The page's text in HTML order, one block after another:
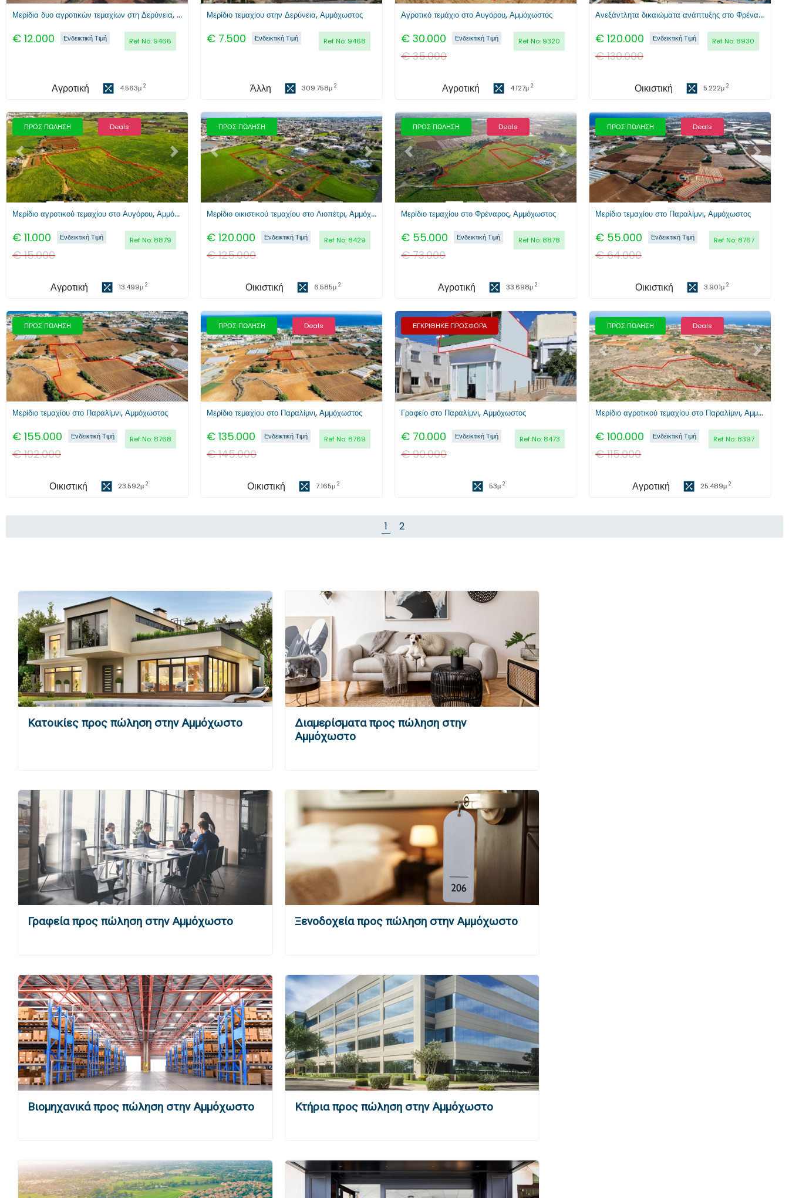
Μερίδια δυο αγροτικών τεμαχίων στη Δερύνεια, Αμμόχωστος
€ 12.000 Ref No: 9466
Ενδεικτική Τιμή
Αγροτική 4.563μ 2
Μερίδιο τεμαχίου στην Δερύνεια, Αμμόχωστος
€ 7.500 Ref No: 9468
Ενδεικτική Τιμή
Άλλη 309.758μ 2
Αγροτικό τεμάχιο στο Αυγόρου, Αμμόχωστος
€ 30.000 Ref No: 9320
Ενδεικτική Τιμή
€35.000
Αγροτική 4.127μ 2
Ανεξάντλητα δικαιώματα ανάπτυξης στο Φρέναρος, Αμμόχωστος
€ 120.000 Ref No: 8930
Ενδεικτική Τιμή
€130.000
Οικιστική 5.222μ 2
ΠΡΟΣ ΠΩΛΗΣΗ Deals
Προηγούμενο Επόμενο
Μερίδιο αγροτικού τεμαχίου στο Αυγόρου, Αμμόχωστος
€ 11.000 Ref No: 8879
Ενδεικτική Τιμή
€15.000
Αγροτική 13.499μ 2
ΠΡΟΣ ΠΩΛΗΣΗ
Προηγούμενο Επόμενο
Μερίδιο οικιστικού τεμαχίου στο Λιοπέτρι, Αμμόχωστος
€ 120.000 Ref No: 8429
Ενδεικτική Τιμή
€125.000
Οικιστική 6.585μ 2
ΠΡΟΣ ΠΩΛΗΣΗ Deals
Προηγούμενο Επόμενο
Μερίδιο τεμαχίου στο Φρέναρος, Αμμόχωστος
€ 55.000 Ref No: 8878
Ενδεικτική Τιμή
€73.000
Αγροτική 33.698μ 2
ΠΡΟΣ ΠΩΛΗΣΗ Deals
Προηγούμενο Επόμενο
Μερίδιο τεμαχίου στο Παραλίμνι, Αμμόχωστος
€ 55.000 Ref No: 8767
Ενδεικτική Τιμή
€64.000
Οικιστική 3.901μ 2
ΠΡΟΣ ΠΩΛΗΣΗ
Προηγούμενο Επόμενο
Μερίδιο τεμαχίου στο Παραλίμνι, Αμμόχωστος
€ 155.000 Ref No: 8768
Ενδεικτική Τιμή
€192.000
Οικιστική 23.592μ 2
ΠΡΟΣ ΠΩΛΗΣΗ Deals
Προηγούμενο Επόμενο
Μερίδιο τεμαχίου στο Παραλίμνι, Αμμόχωστος
€ 135.000 Ref No: 8769
Ενδεικτική Τιμή
€145.000
Οικιστική 7.165μ 2
ΕΓΚΡΙΘΗΚΕ ΠΡΟΣΦΟΡΑ
Προηγούμενο Επόμενο
Γραφείο στο Παραλίμνι, Αμμόχωστος
€ 70.000 Ref No: 8473
Ενδεικτική Τιμή
€90.000
53μ 2
ΠΡΟΣ ΠΩΛΗΣΗ Deals
Προηγούμενο Επόμενο
Μερίδιο αγροτικού τεμαχίου στο Παραλίμνι, Αμμόχωστος
€ 100.000 Ref No: 8397
Ενδεικτική Τιμή
€115.000
Αγροτική 25.489μ 2
1 2
Κατοικίες προς πώληση στην Αμμόχωστο
Διαμερίσματα προς πώληση στην
Αμμόχωστο
Γραφεία προς πώληση στην Αμμόχωστο Ξενοδοχεία προς πώληση στην Αμμόχωστο
Βιομηχανικά προς πώληση στην Αμμόχωστο Κτήρια προς πώληση στην Αμμόχωστο